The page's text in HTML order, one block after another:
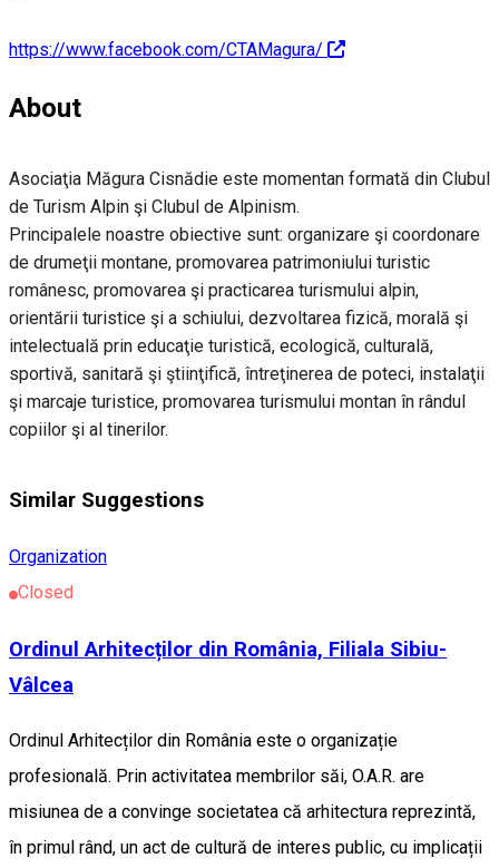
https://www.facebook.com/CTAMagura/
About
Asociaţia Măgura Cisnădie este momentan formată din Clubul
de Turism Alpin şi Clubul de Alpinism.
Principalele noastre obiective sunt: organizare şi coordonare
de drumeţii montane, promovarea patrimoniului turistic
românesc, promovarea şi practicarea turismului alpin,
orientării turistice şi a schiului, dezvoltarea fizică, morală şi
intelectuală prin educaţie turistică, ecologică, culturală,
sportivă, sanitară şi ştiinţifică, întreţinerea de poteci, instalaţii
şi marcaje turistice, promovarea turismului montan în rândul
copiilor şi al tinerilor.
Similar Suggestions
Organization
Closed
Ordinul Arhitecților din România, Filiala Sibiu-
Vâlcea
Ordinul Arhitecților din România este o organizație
profesională. Prin activitatea membrilor săi, O.A.R. are
misiunea de a convinge societatea că arhitectura reprezintă,
în primul rând, un act de cultură de interes public, cu implicații